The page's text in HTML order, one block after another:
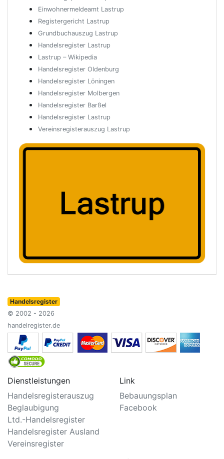
Einwohnermeldeamt Lastrup
Registergericht Lastrup
Grundbuchauszug Lastrup
Handelsregister Lastrup
Lastrup – Wikipedia
Handelsregister Oldenburg
Handelsregister Löningen
Handelsregister Molbergen
Handelsregister Barßel
Handelsregister Lastrup
Vereinsregisterauszug Lastrup
Handelsregister
© 2002 - 2026
handelregister.de
Dienstleistungen
Handelsregisterauszug
Beglaubigung
Ltd.-Handelsregister
Handelsregister Ausland
Vereinsregister
Link
Bebauungsplan
Facebook